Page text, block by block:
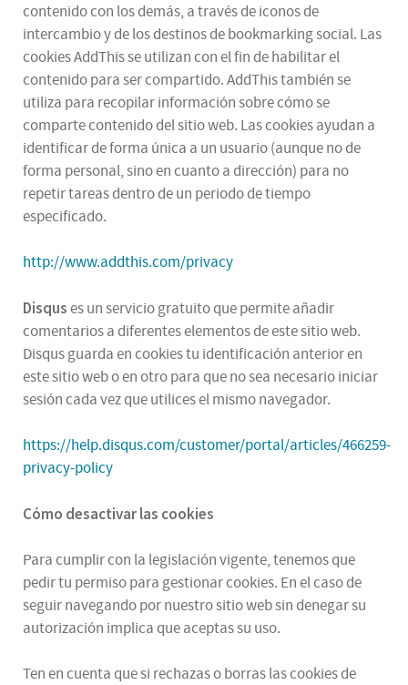
contenido con los demás, a través de iconos de
intercambio y de los destinos de bookmarking social. Las
cookies AddThis se utilizan con el fin de habilitar el
contenido para ser compartido. AddThis también se
utiliza para recopilar información sobre cómo se
comparte contenido del sitio web. Las cookies ayudan a
identificar de forma única a un usuario (aunque no de
forma personal, sino en cuanto a dirección) para no
repetir tareas dentro de un periodo de tiempo
especificado.
http://www.addthis.com/privacy
Disquses un servicio gratuito que permite añadir
comentarios a diferentes elementos de este sitio web.
Disqus guarda en cookies tu identificación anterior en
este sitio web o en otro para que no sea necesario iniciar
sesión cada vez que utilices el mismo navegador.
https://help.disqus.com/customer/portal/articles/466259-
privacy-policy
Cómo desactivar las cookies
Para cumplir con la legislación vigente, tenemos que
pedir tu permiso para gestionar cookies. En el caso de
seguir navegando por nuestro sitio web sin denegar su
autorización implica que aceptas su uso.
Ten en cuenta que si rechazas o borras las cookies de